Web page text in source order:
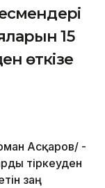
15
өткізе
Асқаров/ -
тіркеуден
заң